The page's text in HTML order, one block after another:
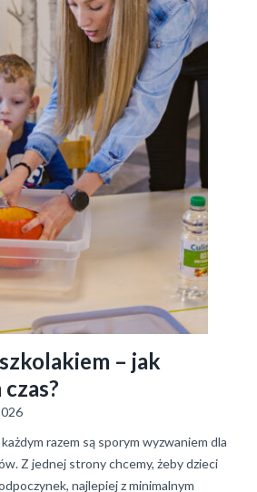
– jak
razem są sporym wyzwaniem dla
Z jednej strony chcemy, żeby dzieci
najlepiej z minimalnym